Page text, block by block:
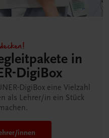
in
DigiBox
DigiBox eine Vielzahl
als Lehrer/in ein Stück
innen